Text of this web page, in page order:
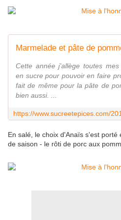
Cette année j'allège toutes
en sucre pour pouvoir en faire
fait de même pour la pâte de
bien aussi. ...
En salé, le choix d'Anaïs s'est
de saison - le rôti de porc aux